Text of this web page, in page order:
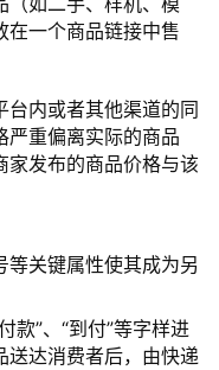
在一个商品链接中售
内或者其他渠道的同
严重偏离实际的商品
家发布的商品价格与该
关键属性使其成为另
款”、“到付”等字样进
送达消费者后，由快递